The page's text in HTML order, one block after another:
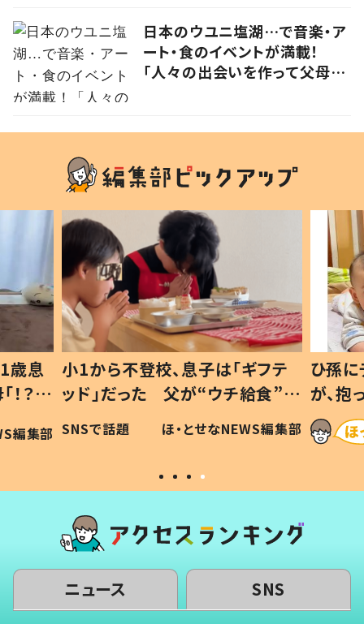
日本のウユニ塩湖…で音楽・ア
ート・食のイベントが満載！
「人々の出会いを作って父母ヶ
息子は「ギフテ
が“ウチ給食”を
は #令和の親
・とせなNEWS編集部
ひ孫にデレデレな80歳じいじ
が、抱っこすると…ひ孫の反
「涙が出ました」「可愛くて仕
い」
ほ・とせなNEWS編
ニュース SNS